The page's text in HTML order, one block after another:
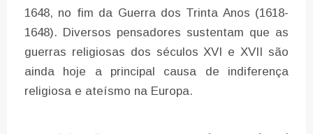
1648, no fim da Guerra dos Trinta Anos (1618-
1648). Diversos pensadores sustentam que as
guerras religiosas dos séculos XVI e XVII são
ainda hoje a principal causa de indiferença
religiosa e ateísmo na Europa.